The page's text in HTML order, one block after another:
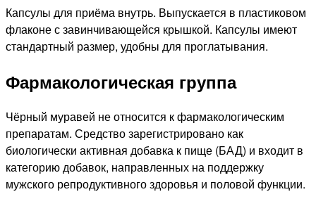
Капсулы для приёма внутрь. Выпускается в пластиковом
флаконе с завинчивающейся крышкой. Капсулы имеют
стандартный размер, удобны для проглатывания.
Фармакологическая группа
Чёрный муравей не относится к фармакологическим
препаратам. Средство зарегистрировано как
биологически активная добавка к пище (БАД) и входит в
категорию добавок, направленных на поддержку
мужского репродуктивного здоровья и половой функции.